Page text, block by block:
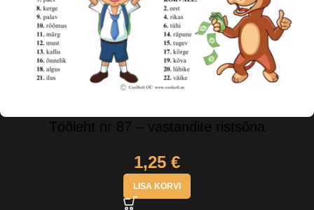
Tööleht nr 87 – vastandite ristsõna
1,25 €
LISA KORVI